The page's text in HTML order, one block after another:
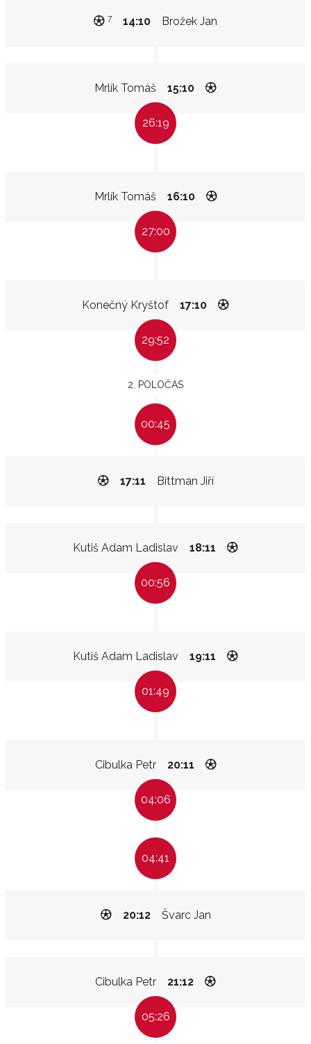
Brožek Jan
14:10
7
Mrlík Tomáš 15:10
26:19
Mrlík Tomáš 16:10
27:00
Konečný Kryštof 17:10
29:52
2. POLOČAS
00:45
Bittman Jiří
17:11
Kutiš Adam Ladislav 18:11
00:56
Kutiš Adam Ladislav 19:11
01:49
Cibulka Petr 20:11
04:06
04:41
Švarc Jan
20:12
Cibulka Petr 21:12
05:26